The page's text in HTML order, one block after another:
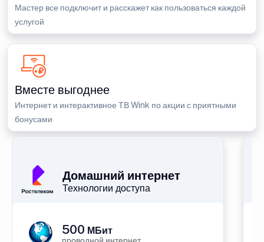
Мастер все подключит и расскажет как пользоваться каждой
услугой
Вместе выгоднее
Интернет и интерактивное ТВ Wink по акции с приятными
бонусами
Домашний интернет
Технологии доступа
500 МБит